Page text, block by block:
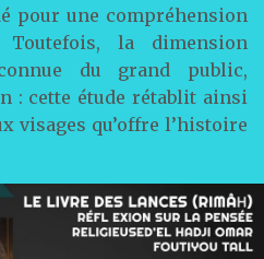
pour une compréhension
Toutefois, la dimension
du grand public,
: cette étude rétablit ainsi
visages qu’offre l’histoire